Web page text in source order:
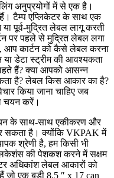
अनुप्रयोगों में से एक है।
टैम्प एप्लिकेटर के साथ एक
पूर्व-मुद्रित लेबल लागू करती
पर पहले से मुद्रित लेबल लगा
आप कार्टन को कैसे लेबल करना
या डेटा स्ट्रीम की आवश्यकता
हैं? क्या आपको आसन्न
है? लेबल किस आकार का है?
किया जाना चाहिए जब
चयन करें।
के साथ-साथ एकीकरण और
सकता है। क्योंकि VKPAK में
श्रेणी है, हम किसी भी
की पेशकश करने में सक्षम
अधिकांश लेबल आकारों को
जो एक बड़ी 8.5 ″ x 17 can